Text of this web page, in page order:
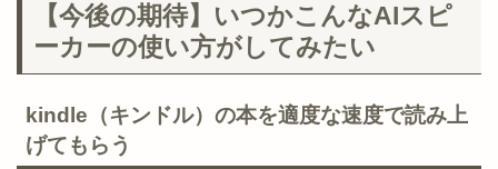
【今後の期待】いつかこんなAIスピ
ーカーの使い方がしてみたい
kindle（キンドル）の本を適度な速度で読み上
げてもらう